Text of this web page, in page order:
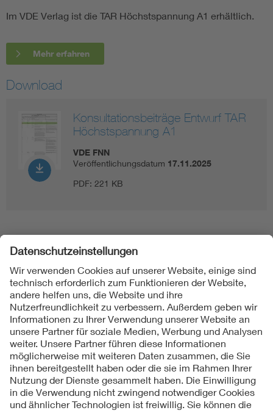
Im VDE Verlag ist die TAR Höchstspannung A1 erhältlich.
Mehr erfahren
Download
Konsultationsbeiträge Entwurf TAR
Höchstspannung A1
VDE FNN
Veröffentlichungsdatum 17.11.2025
PDF: 221 KB
Folgen Sie uns
Kontakte